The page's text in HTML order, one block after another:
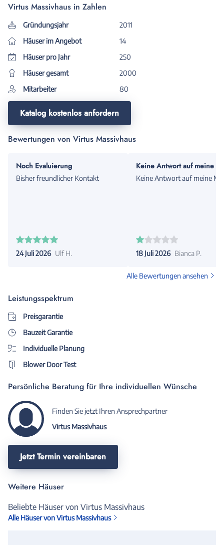
Virtus Massivhaus in Zahlen
Gründungsjahr
2011
Häuser im Angebot
14
Häuser pro Jahr
250
Häuser gesamt
2000
Mitarbeiter
80
Katalog kostenlos anfordern
Bewertungen von Virtus Massivhaus
Noch Evaluierung
Bisher freundlicher Kontakt
24 Juli 2026 Ulf H.
Keine Antwort auf meine
Keine Antwort auf meine
18 Juli 2026 Bianca P.
Alle Bewertungen ansehen
Leistungsspektrum
Preisgarantie
Bauzeit Garantie
Individuelle Planung
Blower Door Test
Persönliche Beratung für Ihre individuellen Wünsche
Finden Sie jetzt Ihren Ansprechpartner
Virtus Massivhaus
Jetzt Termin vereinbaren
Weitere Häuser
Beliebte Häuser von Virtus Massivhaus
Alle Häuser von Virtus Massivhaus